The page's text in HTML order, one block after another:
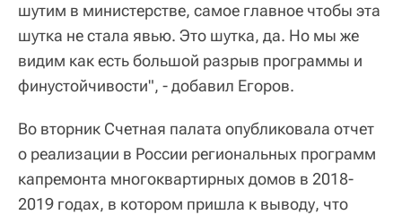
шутим в министерстве, самое главное чтобы эта
шутка не стала явью. Это шутка, да. Но мы же
видим как есть большой разрыв программы и
финустойчивости", - добавил Егоров.
Во вторник Счетная палата опубликовала отчет
о реализации в России региональных программ
капремонта многоквартирных домов в 2018-
2019 годах, в котором пришла к выводу, что